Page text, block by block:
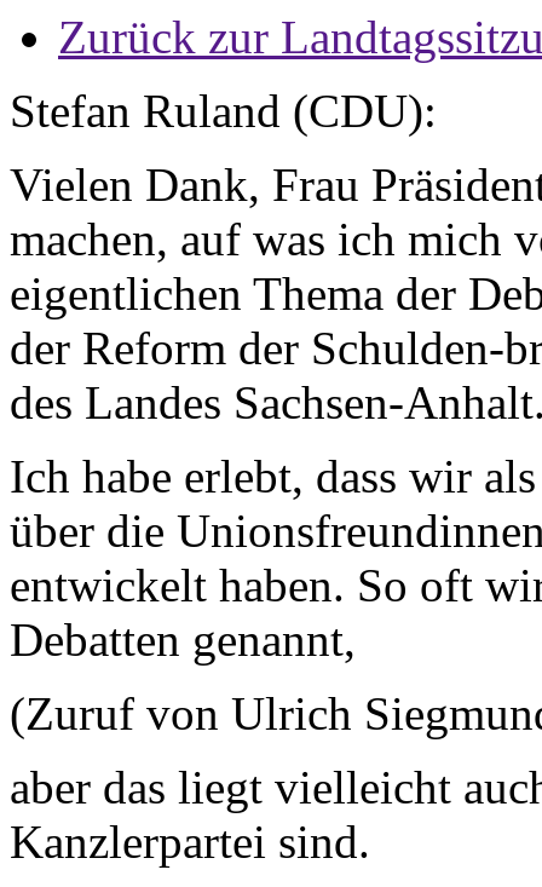
Zurück zur
Stefan Ruland (CDU):
Vielen Dank, Frau
machen, auf was ich mich
eigentlichen Thema der
der Reform der Schulden-
des Landes Sachsen-
Ich habe erlebt, dass wir
über die
entwickelt haben. So oft
Debatten genannt,
(Zuruf von Ulrich
aber das liegt vielleicht
Kanzlerpartei sind.